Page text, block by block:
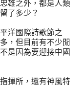
雄之外，都是人類
了多少？
洋國際詩歌節之
，但目前有不少閒
是因為要迎接中國
揮所，還有神風特